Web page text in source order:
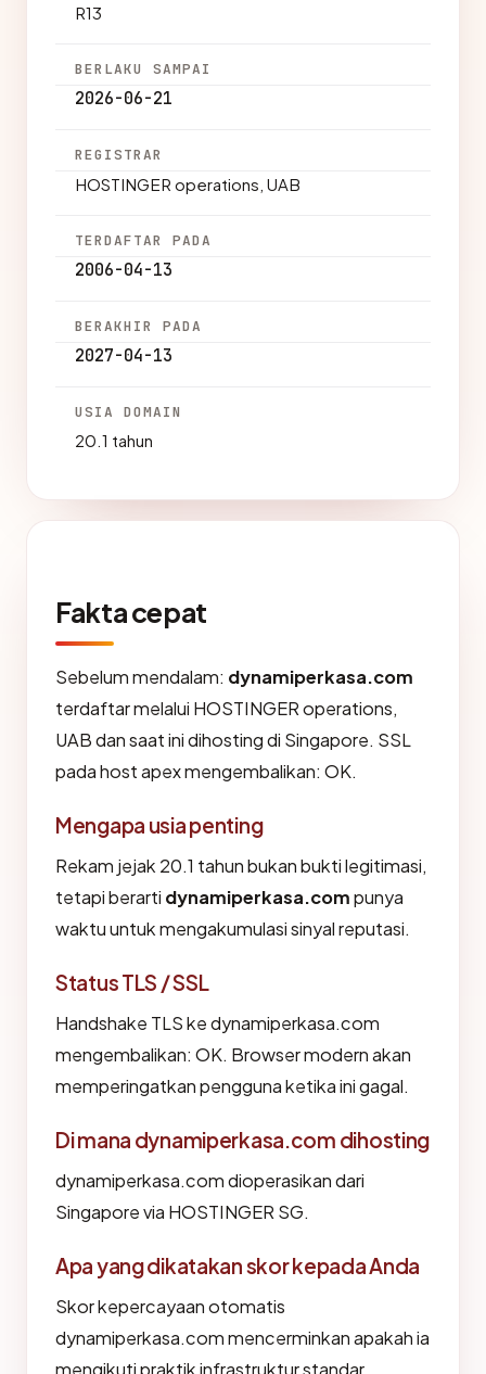
R13
BERLAKU SAMPAI
2026-06-21
REGISTRAR
HOSTINGER operations, UAB
TERDAFTAR PADA
2006-04-13
BERAKHIR PADA
2027-04-13
USIA DOMAIN
20.1 tahun
Fakta cepat
Sebelum mendalam: dynamiperkasa.com
terdaftar melalui HOSTINGER operations,
UAB dan saat ini dihosting di Singapore. SSL
pada host apex mengembalikan: OK.
Mengapa usia penting
Rekam jejak 20.1 tahun bukan bukti legitimasi,
tetapi berarti dynamiperkasa.compunya
waktu untuk mengakumulasi sinyal reputasi.
Status TLS / SSL
Handshake TLS ke dynamiperkasa.com
mengembalikan: OK. Browser modern akan
memperingatkan pengguna ketika ini gagal.
Di mana dynamiperkasa.com dihosting
dynamiperkasa.com dioperasikan dari
Singapore via HOSTINGER SG.
Apa yang dikatakan skor kepada Anda
Skor kepercayaan otomatis
dynamiperkasa.com mencerminkan apakah ia
mengikuti praktik infrastruktur standar.